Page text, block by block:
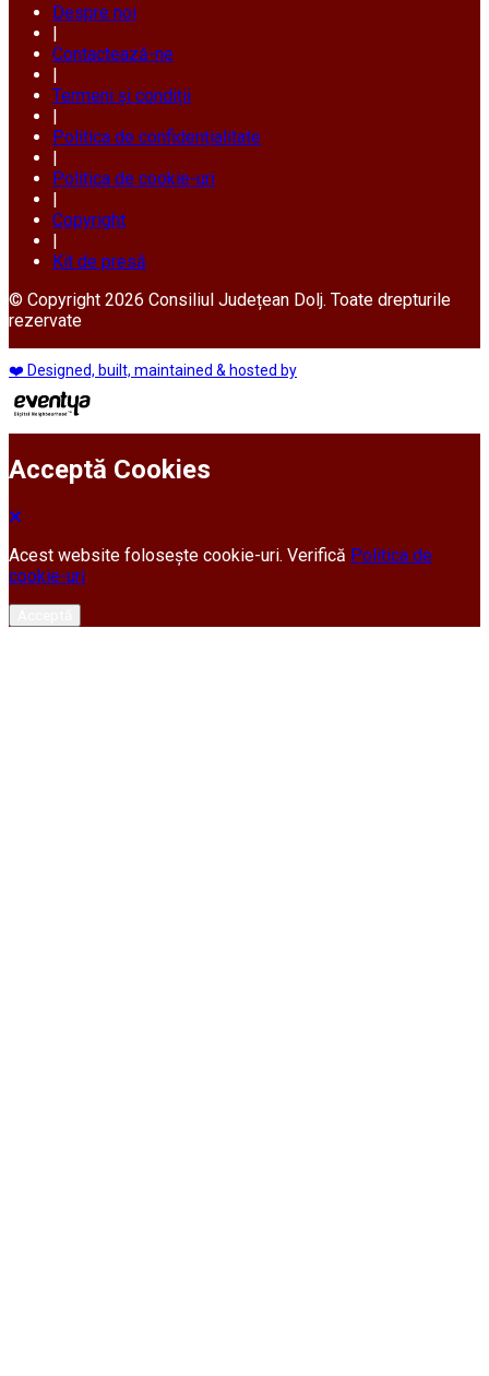
Despre noi
|
Contactează-ne
|
Termeni și condiții
|
Politica de confidențialitate
|
Politica de cookie-uri
|
Copyright
|
Kit de presă
© Copyright 2026 Consiliul Județean Dolj. Toate drepturile
rezervate
❤️ Designed, built, maintained & hosted by
Acceptă Cookies
Acest website folosește cookie-uri. Verifică Politica de
cookie-uri